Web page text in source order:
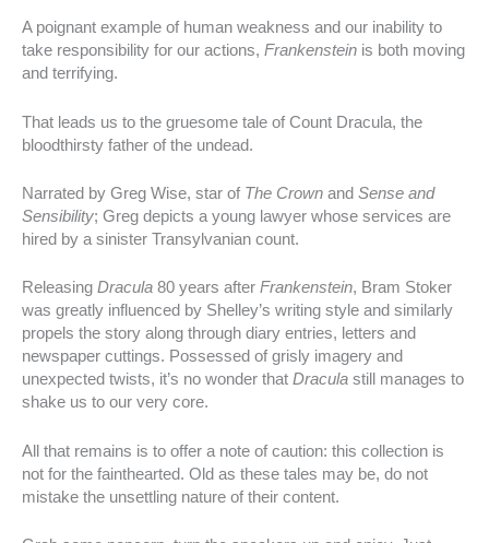
A poignant example of human weakness and our inability to
take responsibility for our actions, Frankenstein is both moving
and terrifying.
That leads us to the gruesome tale of Count Dracula, the
bloodthirsty father of the undead.
Narrated by Greg Wise, star of The Crown and Sense and
Sensibility; Greg depicts a young lawyer whose services are
hired by a sinister Transylvanian count.
Releasing Dracula 80 years after Frankenstein, Bram Stoker
was greatly influenced by Shelley’s writing style and similarly
propels the story along through diary entries, letters and
newspaper cuttings. Possessed of grisly imagery and
unexpected twists, it’s no wonder that Dracula still manages to
shake us to our very core.
All that remains is to offer a note of caution: this collection is
not for the fainthearted. Old as these tales may be, do not
mistake the unsettling nature of their content.